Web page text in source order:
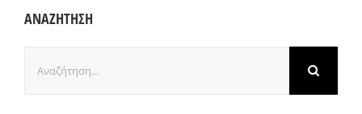
ΑΝΑΖΗΤΗΣΗ
για: